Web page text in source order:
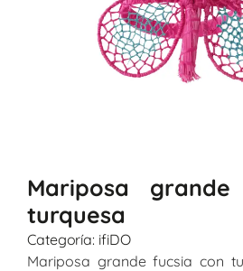
Categoría: ifiDO
Mariposa
turquesa
Mariposa grande fucsia con